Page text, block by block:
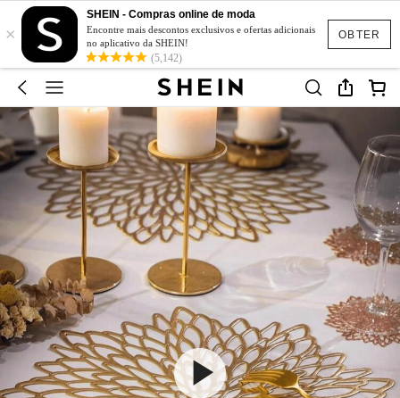
OBTER
×
SHEIN - Compras online de moda
Encontre mais descontos exclusivos e ofertas adicionais
no aplicativo da SHEIN!
(5,142)